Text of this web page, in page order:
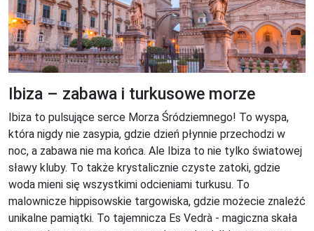
Ibiza – zabawa i turkusowe morze
Ibiza to pulsujące serce Morza Śródziemnego! To wyspa,
która nigdy nie zasypia, gdzie dzień płynnie przechodzi w
noc, a zabawa nie ma końca. Ale Ibiza to nie tylko światowej
sławy kluby. To także krystalicznie czyste zatoki, gdzie
woda mieni się wszystkimi odcieniami turkusu. To
malownicze hippisowskie targowiska, gdzie możecie znaleźć
unikalne pamiątki. To tajemnicza Es Vedrà - magiczna skała